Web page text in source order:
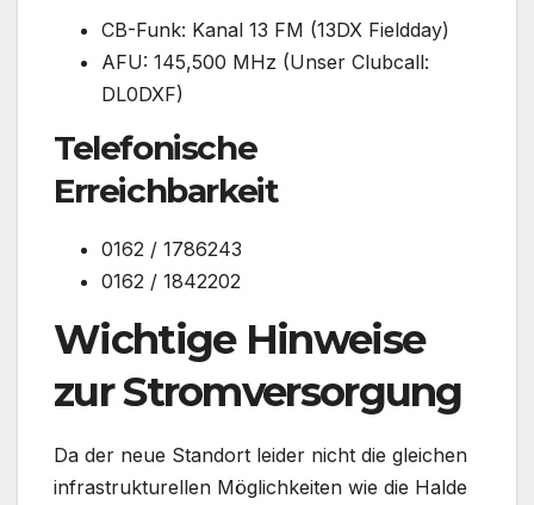
CB-Funk: Kanal 13 FM (13DX Fieldday)
AFU: 145,500 MHz (Unser Clubcall:
DL0DXF)
Telefonische
Erreichbarkeit
0162 / 1786243
0162 / 1842202
Wichtige Hinweise
zur Stromversorgung
Da der neue Standort leider nicht die gleichen
infrastrukturellen Möglichkeiten wie die Halde